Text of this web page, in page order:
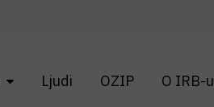
Ljudi OZIP O IRB-u